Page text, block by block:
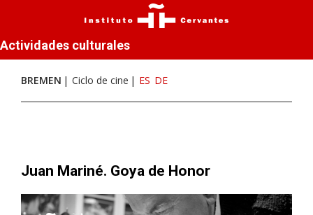
Actividades culturales
BREMEN Ciclo de cine ES DE
Juan Mariné. Goya de Honor